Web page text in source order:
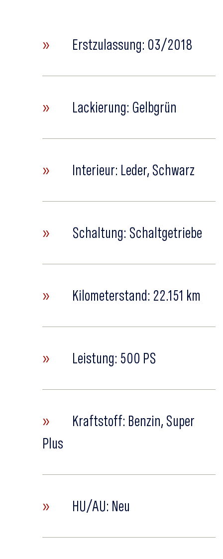
» Erstzulassung: 03/2018
» Lackierung: Gelbgrün
» Interieur: Leder, Schwarz
» Schaltung: Schaltgetriebe
» Kilometerstand: 22.151 km
» Leistung: 500 PS
»
Kraftstoff: Benzin, Super
Plus
» HU/AU: Neu